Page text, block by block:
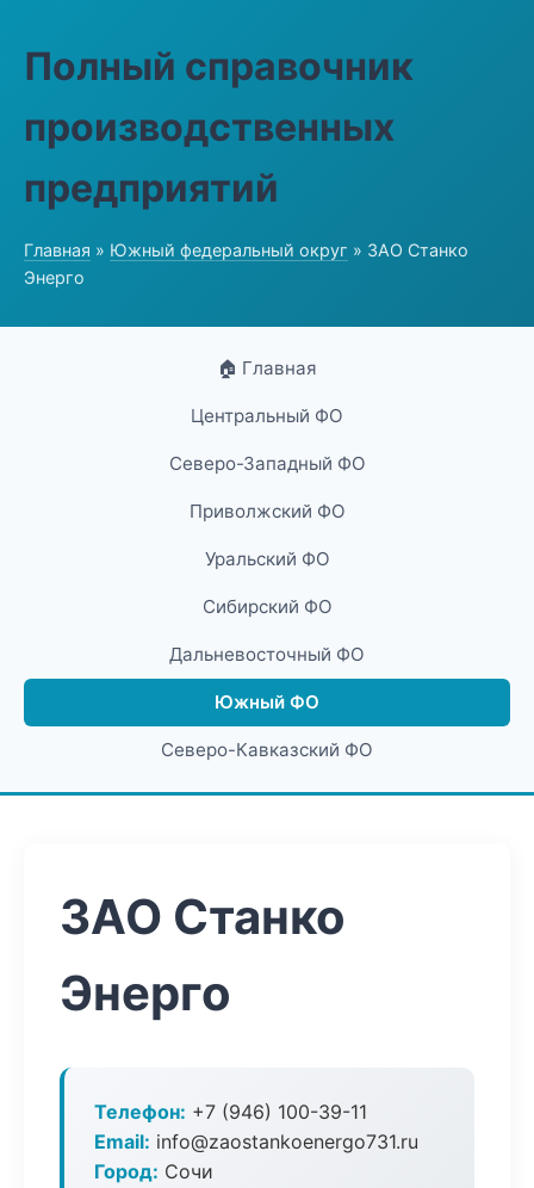
Полный справочник
производственных
предприятий
Главная » Южный федеральный округ » ЗАО Станко
Энерго
🏠 Главная
Центральный ФО
Северо-Западный ФО
Приволжский ФО
Уральский ФО
Сибирский ФО
Дальневосточный ФО
Южный ФО
Северо-Кавказский ФО
ЗАО Станко
Энерго
Телефон: +7 (946) 100-39-11
Email: info@zaostankoenergo731.ru
Город: Сочи